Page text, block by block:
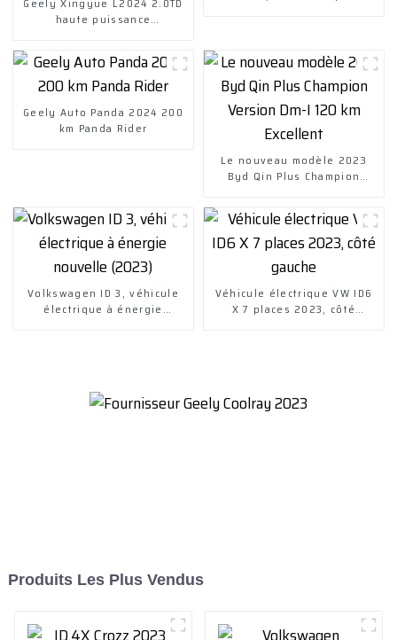
haute puissance
Geely Auto Panda 2024 200
km Panda Rider
Le nouveau modèle 2023
Byd Qin Plus Champion
Volkswagen ID 3, véhicule
électrique à énergie
Véhicule électrique VW ID6
X 7 places 2023, côté
Produits Les Plus Vendus